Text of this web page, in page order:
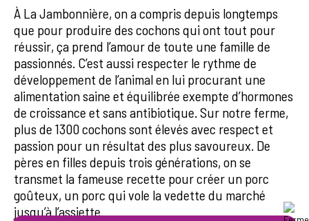
À La Jambonnière, on a compris depuis longtemps
que pour produire des cochons qui ont tout pour
réussir, ça prend l’amour de toute une famille de
passionnés. C’est aussi respecter le rythme de
développement de l’animal en lui procurant une
alimentation saine et équilibrée exempte d’hormones
de croissance et sans antibiotique. Sur notre ferme,
plus de 1300 cochons sont élevés avec respect et
passion pour un résultat des plus savoureux. De
pères en filles depuis trois générations, on se
transmet la fameuse recette pour créer un porc
goûteux, un porc qui vole la vedette du marché
jusqu’à l’assiette.